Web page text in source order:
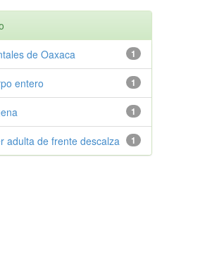
1
de Oaxaca
1
entero
1
1
adulta de frente descalza